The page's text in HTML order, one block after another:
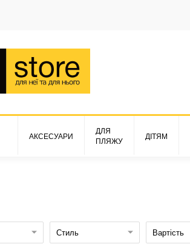
АКСЕСУАРИ
ДЛЯ
ПЛЯЖУ
ДІТЯМ
Стиль Вартість